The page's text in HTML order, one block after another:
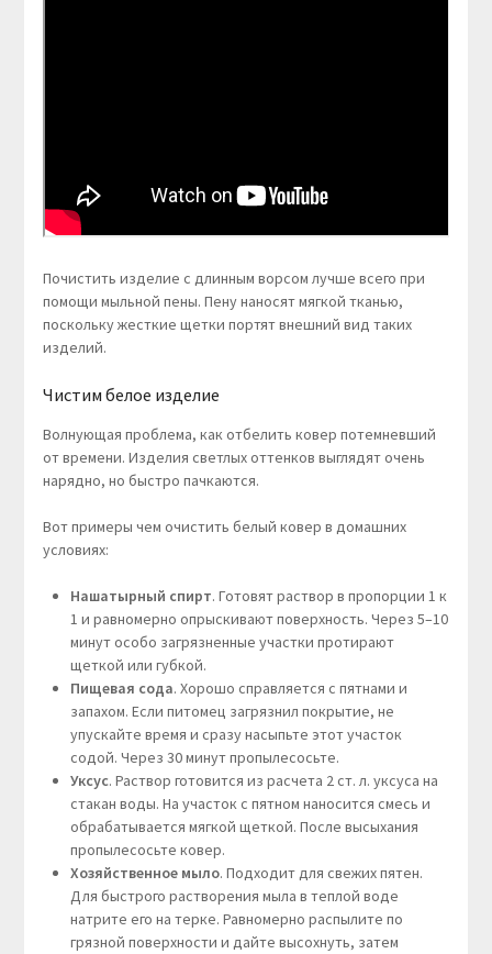
Почистить изделие с длинным ворсом лучше всего при
помощи мыльной пены. Пену наносят мягкой тканью,
поскольку жесткие щетки портят внешний вид таких
изделий.
Чистим белое изделие
Волнующая проблема, как отбелить ковер потемневший
от времени. Изделия светлых оттенков выглядят очень
нарядно, но быстро пачкаются.
Вот примеры чем очистить белый ковер в домашних
условиях:
Нашатырный спирт. Готовят раствор в пропорции 1 к
1 и равномерно опрыскивают поверхность. Через 5–10
минут особо загрязненные участки протирают
щеткой или губкой.
Пищевая сода. Хорошо справляется с пятнами и
запахом. Если питомец загрязнил покрытие, не
упускайте время и сразу насыпьте этот участок
содой. Через 30 минут пропылесосьте.
Уксус. Раствор готовится из расчета 2 ст. л. уксуса на
стакан воды. На участок с пятном наносится смесь и
обрабатывается мягкой щеткой. После высыхания
пропылесосьте ковер.
Хозяйственное мыло. Подходит для свежих пятен.
Для быстрого растворения мыла в теплой воде
натрите его на терке. Равномерно распылите по
грязной поверхности и дайте высохнуть, затем